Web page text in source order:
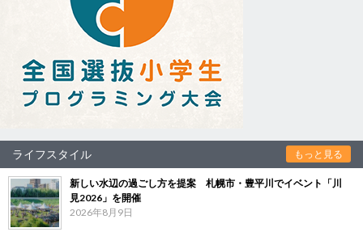
ライフスタイル もっと見る
新しい水辺の過ごし方を提案 札幌市・豊平川でイベント「川
見2026」を開催
2026年8月9日